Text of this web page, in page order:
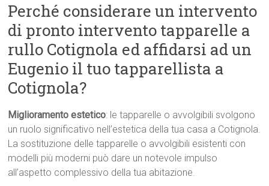
Perché considerare un intervento
di pronto intervento tapparelle a
rullo Cotignola ed affidarsi ad un
Eugenio il tuo tapparellista a
Cotignola?
Miglioramento estetico: le tapparelle o avvolgibili svolgono
un ruolo significativo nell’estetica della tua casa a Cotignola.
La sostituzione delle tapparelle o avvolgibili esistenti con
modelli più moderni può dare un notevole impulso
all’aspetto complessivo della tua abitazione.